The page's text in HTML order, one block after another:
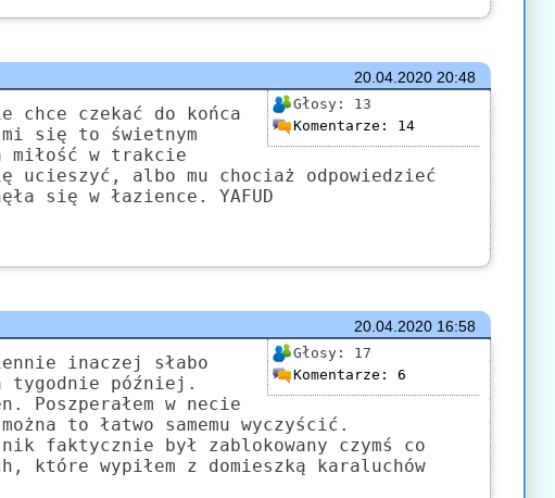
20.04.202020:48
Głosy: 13
Komentarze: 14
chce czekać do końca
się to świetnym
miłość w trakcie
ucieszyć, albo mu chociaż odpowiedzieć
się w łazience. YAFUD
20.04.202016:58
Głosy: 17
Komentarze: 6
inaczej słabo
tygodnie później.
Poszperałem w necie
to łatwo samemu wyczyścić.
faktycznie był zablokowany czymś co
które wypiłem z domieszką karaluchów